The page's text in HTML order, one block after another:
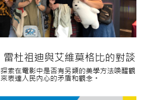
雷杜祖迪與艾維莫格比的對談
索在電影中是否有另類的美學方法喚醒觀
表達人民內心的矛盾和觀念。